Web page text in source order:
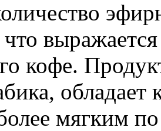
кофе.
мягким